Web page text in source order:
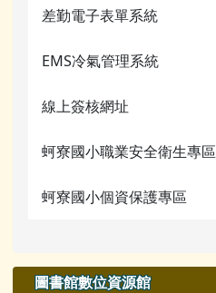
關於我們
校務行政
蚵寮評鑑網站
電腦課程資源
宣導網站
常用連結
檔案下載
行事曆
差勤電子表單系統
EMS冷氣管理系統
線上簽核網址
蚵寮國小職業安全衛生專區
蚵寮國小個資保護專區
圖書館數位資源館